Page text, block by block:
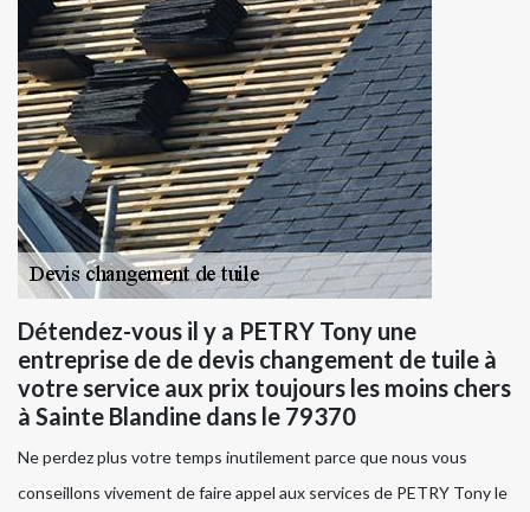
Détendez-vous il y a PETRY Tony une
entreprise de de devis changement de tuile à
votre service aux prix toujours les moins chers
à Sainte Blandine dans le 79370
Ne perdez plus votre temps inutilement parce que nous vous
conseillons vivement de faire appel aux services de PETRY Tony le